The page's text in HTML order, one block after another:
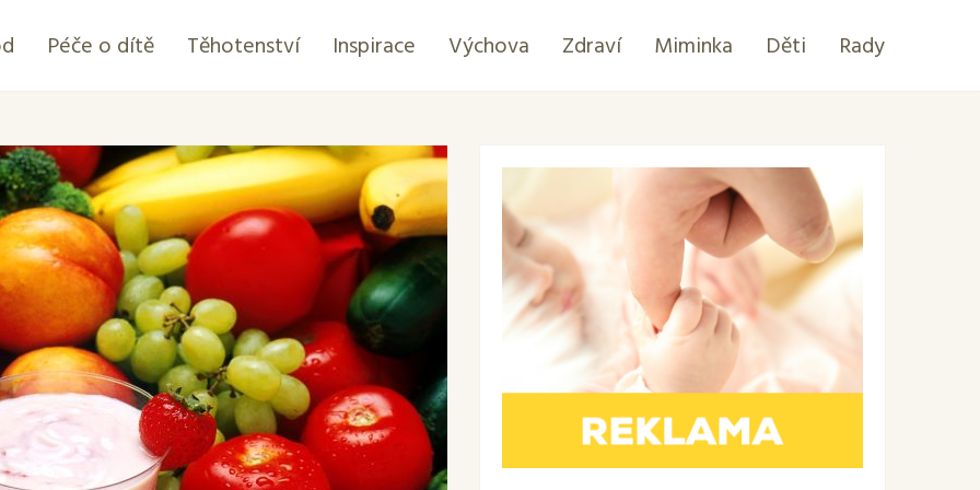
Péče o dítě Těhotenství Inspirace Výchova Zdraví Miminka Děti Rady